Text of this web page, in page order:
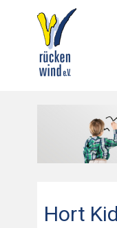
Hort